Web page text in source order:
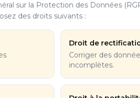
sur la Protection des Données
des droits suivants :
Droit de
Corriger des
incomplètes.